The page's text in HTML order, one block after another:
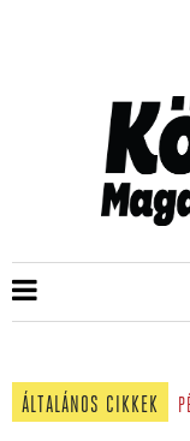
ÁLTALÁNOS CIKKEK